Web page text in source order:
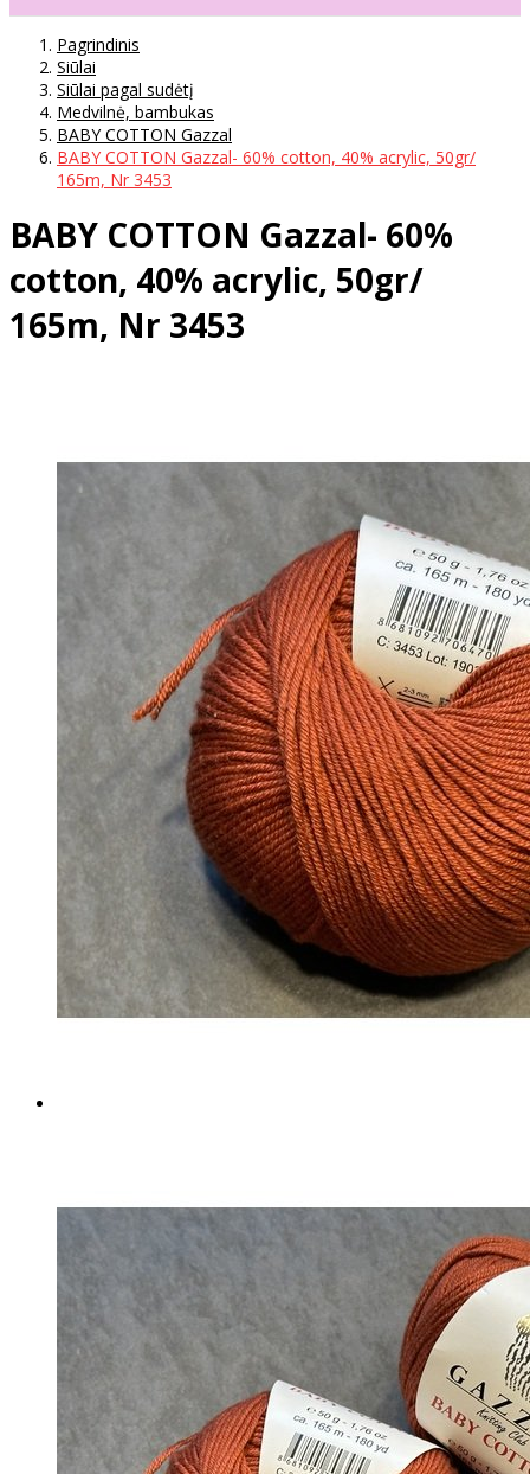
Pagrindinis
Siūlai
Siūlai pagal sudėtį
Medvilnė, bambukas
BABY COTTON Gazzal
BABY COTTON Gazzal- 60% cotton, 40% acrylic, 50gr/
165m, Nr 3453
BABY COTTON Gazzal- 60%
cotton, 40% acrylic, 50gr/
165m, Nr 3453